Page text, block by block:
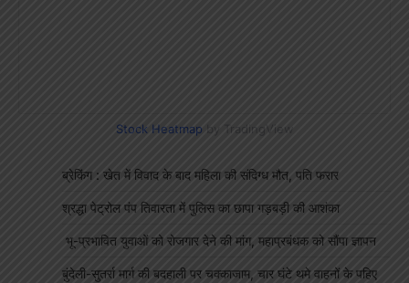
Stock Heatmap by TradingView
ब्रेकिंग : खेत में विवाद के बाद महिला की संदिग्ध मौत, पति फरार
श्रद्धा पेट्रोल पंप तिवारता में पुलिस का छापा गड़बड़ी की आशंका
भू-प्रभावित युवाओं को रोजगार देने की मांग, महाप्रबंधक को सौंपा ज्ञापन
बुंदेली-सुतर्रा मार्ग की बदहाली पर चक्काजाम, चार घंटे थमे वाहनों के पहिए